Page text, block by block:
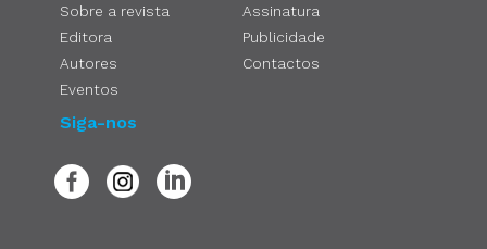
Sobre a revista
Editora
Autores
Eventos
Assinatura
Publicidade
Contactos
Siga-nos